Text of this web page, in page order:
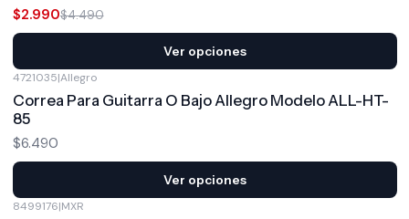
$2.990$4.490
Ver opciones
4721035|Allegro
Correa Para Guitarra O Bajo Allegro Modelo ALL-HT-
85
$6.490
Ver opciones
8499176|MXR